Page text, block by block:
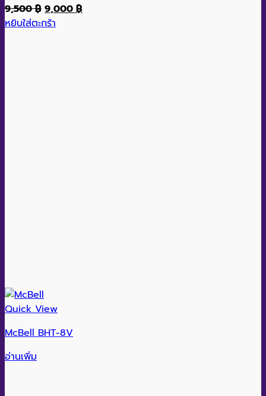
9,500฿ Original
price
9,000฿Current
หยิบใส่ตะกร้า
Quick View
McBell BHT-8V
อ่านเพิ่ม